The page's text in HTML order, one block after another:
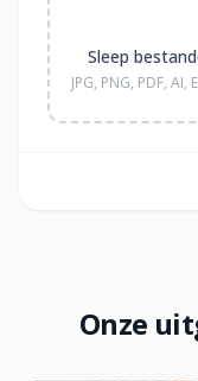
Sleep
JPG, PNG, PDF,
Onze